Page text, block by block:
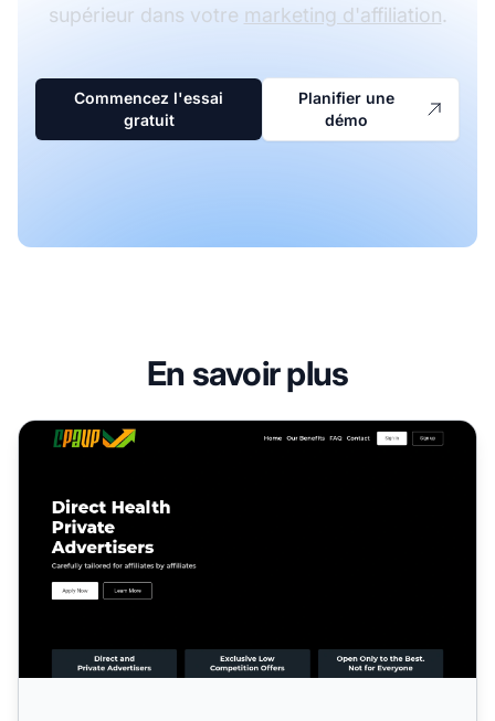
supérieur dans votre marketing d'affiliation.
Commencez l'essai
gratuit
Planifier une
démo
En savoir plus
Programme d'affiliation Cpavp Media